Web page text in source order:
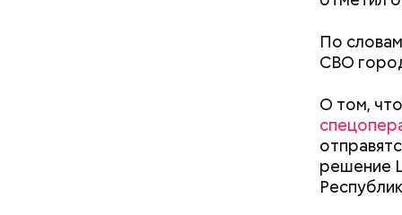
По
СВО
О том,
решение
они